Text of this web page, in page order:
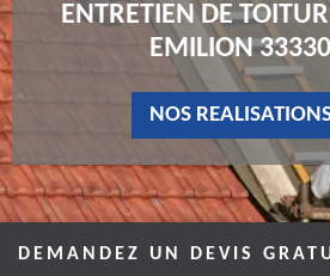
ENTRETIEN DE
EMILION 33330
NOS
DEMANDEZ UN DEVIS